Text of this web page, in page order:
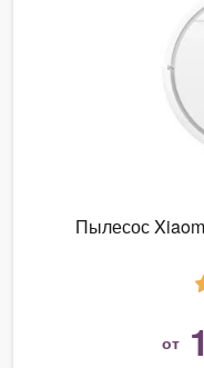
Пылесос
от